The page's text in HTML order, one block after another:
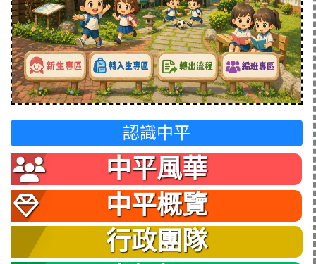
認識中平
中平風華
中平概覽
行政團隊